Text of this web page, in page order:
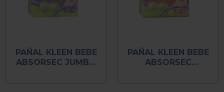
PAÑAL KLEEN BEBE
ABSORSEC JUMBO
PAÑAL KLEEN BEBE
ABSORSEC